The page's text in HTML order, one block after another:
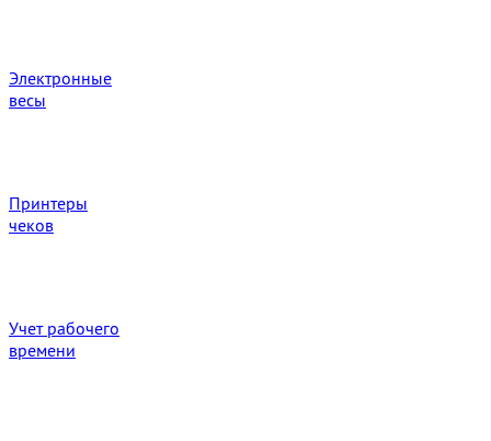
Электронные
весы
Принтеры
чеков
Учет рабочего
времени